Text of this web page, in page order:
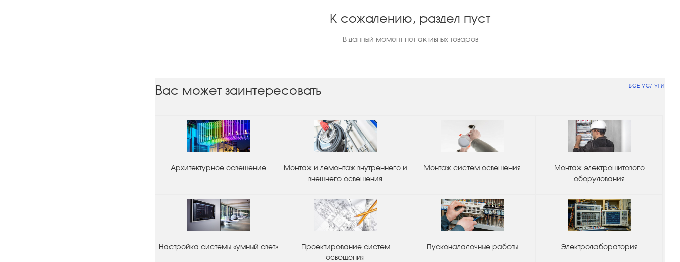
К сожалению, раздел пуст
В данный момент нет активных товаров
Вас может заинтересовать ВСЕ УСЛУГИ
Архитектурное освещение
Монтаж и демонтаж внутреннего и
внешнего освещения
Монтаж систем освещения
Монтаж электрощитового
оборудования
Настройка системы «умный свет»
Проектирование систем
освещения
Пусконаладочные работы Электролаборатория